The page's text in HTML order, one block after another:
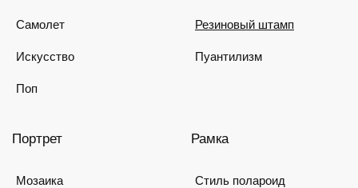
Самолет
Искусство
Поп
Резиновый штамп
Пуантилизм
Портрет
Мозаика
Рамка
Стиль полароид